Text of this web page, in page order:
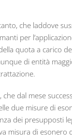
che laddove
per
quota a carico
di entità
che dal mese
due misure di
dei presupposti
misura di esonero